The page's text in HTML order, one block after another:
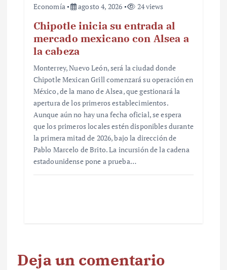
Economía agosto 4, 2026 24 views
Chipotle inicia su entrada al
mercado mexicano con Alsea a
la cabeza
Monterrey, Nuevo León, será la ciudad donde
Chipotle Mexican Grill comenzará su operación en
México, de la mano de Alsea, que gestionará la
apertura de los primeros establecimientos.
Aunque aún no hay una fecha oficial, se espera
que los primeros locales estén disponibles durante
la primera mitad de 2026, bajo la dirección de
Pablo Marcelo de Brito. La incursión de la cadena
estadounidense pone a prueba…
Deja un comentario